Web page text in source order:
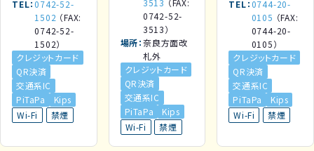
TEL 0742-52-
1502 （FAX:
0742-52-
1502）
クレジットカード
QR決済
交通系IC
PiTaPa
Kips
Wi-Fi
禁煙
0742-52-
3513）
場所 奈良方面改
札外
クレジットカード
QR決済
交通系IC
PiTaPa
Kips
Wi-Fi
禁煙
TEL 0744-20-
0105 （FAX:
0744-20-
0105）
クレジットカード
QR決済
交通系IC
PiTaPa
Kips
Wi-Fi
禁煙